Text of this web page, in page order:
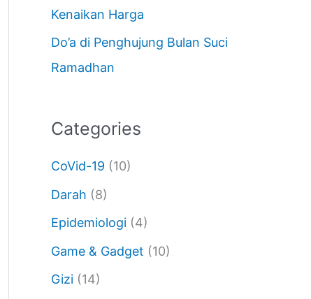
Kenaikan Harga
Do’a di Penghujung Bulan Suci
Ramadhan
Categories
CoVid-19 (10)
Darah (8)
Epidemiologi (4)
Game & Gadget (10)
Gizi (14)